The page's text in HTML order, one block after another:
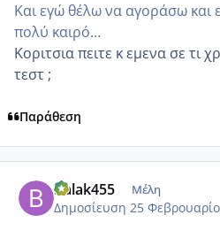
Και εγώ θέλω να αγοράσω και
πολύ καιρό…
Κοριτσια πειτε κ εμενα σε τι
τεστ ;
Παράθεση
Balak455 Μέλη
Δημοσίευση 25